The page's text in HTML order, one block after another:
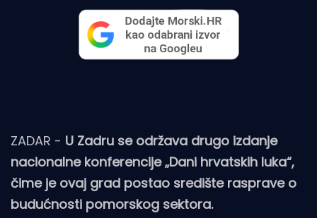
ZADAR - U Zadru se održava drugo izdanje
nacionalne konferencije „Dani hrvatskih luka“,
čime je ovaj grad postao središte rasprave o
budućnosti pomorskog sektora.